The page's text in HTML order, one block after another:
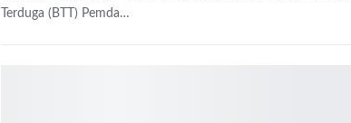
Terduga (BTT) Pemda…